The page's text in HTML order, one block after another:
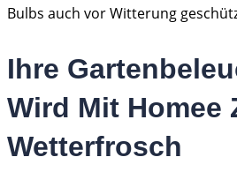
Bulbs auch vor Witterung
Ihre
Wird Mit Homee
Wetterfrosch